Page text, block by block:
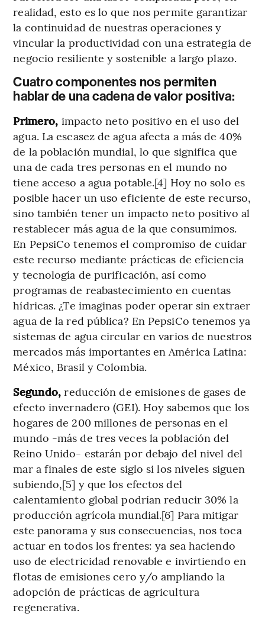
realidad, esto es lo que nos permite garantizar
la continuidad de nuestras operaciones y
vincular la productividad con una estrategia de
negocio resiliente y sostenible a largo plazo.
Cuatro componentes nos permiten
hablar de una cadena de valor positiva:
Primero, impacto neto positivo en el uso del
agua. La escasez de agua afecta a más de 40%
de la población mundial, lo que significa que
una de cada tres personas en el mundo no
tiene acceso a agua potable.[4] Hoy no solo es
posible hacer un uso eficiente de este recurso,
sino también tener un impacto neto positivo al
restablecer más agua de la que consumimos.
En PepsiCo tenemos el compromiso de cuidar
este recurso mediante prácticas de eficiencia
y tecnología de purificación, así como
programas de reabastecimiento en cuentas
hídricas. ¿Te imaginas poder operar sin extraer
agua de la red pública? En PepsiCo tenemos ya
sistemas de agua circular en varios de nuestros
mercados más importantes en América Latina:
México, Brasil y Colombia.
Segundo, reducción de emisiones de gases de
efecto invernadero (GEI). Hoy sabemos que los
hogares de 200 millones de personas en el
mundo -más de tres veces la población del
Reino Unido- estarán por debajo del nivel del
mar a finales de este siglo si los niveles siguen
subiendo,[5] y que los efectos del
calentamiento global podrían reducir 30% la
producción agrícola mundial.[6] Para mitigar
este panorama y sus consecuencias, nos toca
actuar en todos los frentes: ya sea haciendo
uso de electricidad renovable e invirtiendo en
flotas de emisiones cero y/o ampliando la
adopción de prácticas de agricultura
regenerativa.